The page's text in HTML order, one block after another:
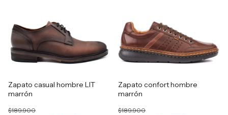
Zapato casual hombre LIT
marrón
$189.900
Zapato confort hombre
marrón
$189.900